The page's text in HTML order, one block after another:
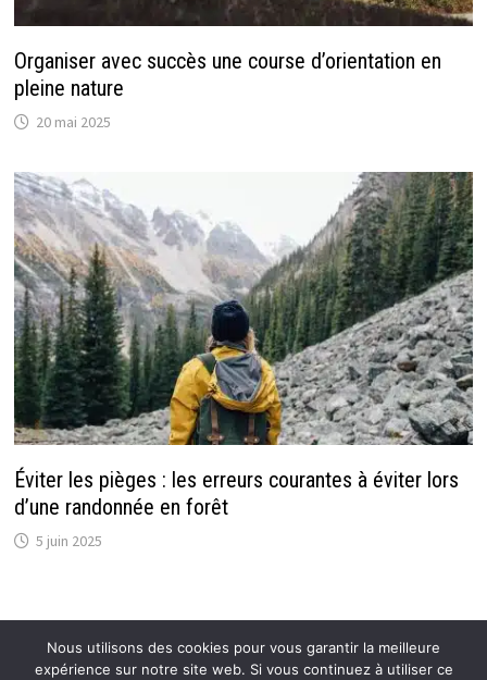
Organiser avec succès une course d’orientation en
pleine nature
20 mai 2025
Éviter les pièges : les erreurs courantes à éviter lors
d’une randonnée en forêt
5 juin 2025
Copyright © 2026Flexmind: Blog Actu de référence.
Nous utilisons des cookies pour vous garantir la meilleure
expérience sur notre site web. Si vous continuez à utiliser ce